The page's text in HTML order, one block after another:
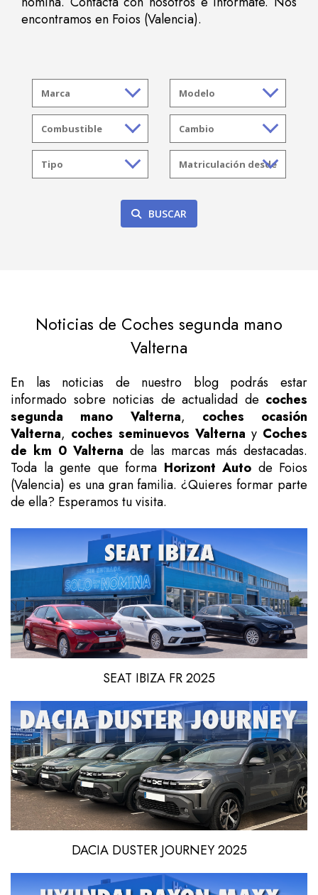
encontramos en Foios (Valencia).
BUSCAR
Noticias de Coches segunda mano
Valterna
En las noticias de nuestro blog podrás estar
informado sobre noticias de actualidad de coches
segunda mano Valterna, coches ocasión
Valterna, coches seminuevos Valterna y Coches
de km 0 Valterna de las marcas más destacadas.
Toda la gente que forma Horizont Auto de Foios
(Valencia) es una gran familia. ¿Quieres formar parte
de ella? Esperamos tu visita.
SEAT IBIZA FR 2025
DACIA DUSTER JOURNEY 2025